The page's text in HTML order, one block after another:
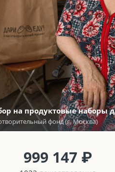
на продуктовые наборы
фонд (г. Москва)
999 147 ₽